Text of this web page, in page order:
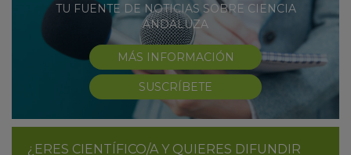
TU FUENTE DE NOTICIAS SOBRE CIENCIA
ANDALUZA
MÁS INFORMACIÓN
SUSCRÍBETE
¿ERES CIENTÍFICO/A Y QUIERES DIFUNDIR